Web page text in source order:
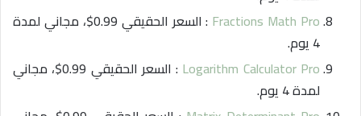
Fractions Math Pro
: السعر الحقيقي 0.99$، مجاني لمدة
4 يوم.
Logarithm Calculator Pro
: السعر الحقيقي 0.99$، مجاني
لمدة 4 يوم.